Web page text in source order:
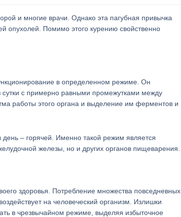
и многие врачи. Однако эта пагубная привычка
опухолей. Помимо этого курению свойственно
в определенном режиме. Он
с примерно равными промежутками между
работы этого органа и выделение им ферментов и
– горячей. Именно такой режим является
железы, но и других органов пищеварения.
здоровья. Потребление множества повседневных
на человеческий организм. Излишки
в чрезвычайном режиме, выделяя избыточное